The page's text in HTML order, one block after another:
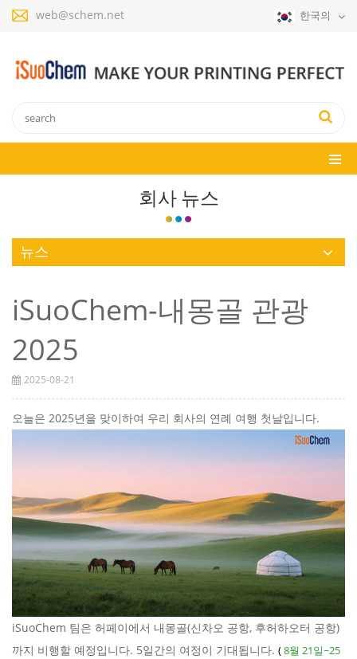
web@schem.net 한국의
회사 뉴스
뉴스
iSuoChem-내몽골 관광
2025
2025-08-21
오늘은 2025년을 맞이하여 우리 회사의 연례 여행 첫날입니다.
iSuoChem 팀은 허페이에서 내몽골(신차오 공항, 후허하오터 공항)
까지 비행할 예정입니다. 5일간의 여정이 기대됩니다. (8월 21일~25